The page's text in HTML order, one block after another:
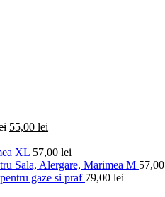
55,00 lei
XL 57,00 lei
Sala, Alergare, Marimea M 57,00
gaze si praf 79,00 lei